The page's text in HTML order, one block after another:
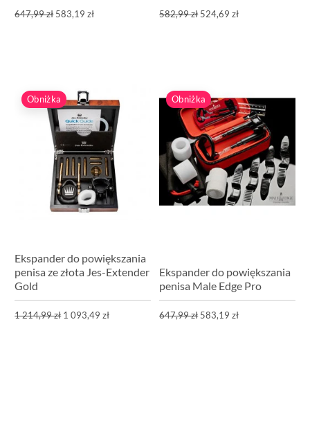
647,99 zł 583,19 zł 582,99 zł 524,69 zł
Obniżka
Ekspander do powiększania
penisa ze złota Jes-Extender
Gold
1 214,99 zł 1 093,49 zł
Obniżka
Ekspander do powiększania
penisa Male Edge Pro
647,99 zł 583,19 zł